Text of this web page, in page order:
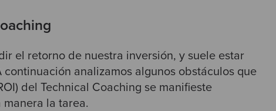
el retorno de nuestra inversión, y suele estar
analizamos algunos obstáculos que
del Technical Coaching se manifieste
la tarea.